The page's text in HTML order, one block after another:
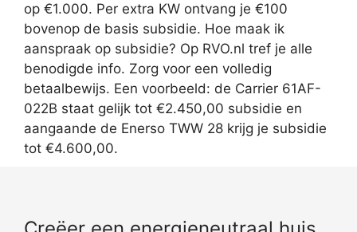
op €1.000. Per extra KW ontvang je €100
bovenop de basis subsidie. Hoe maak ik
aanspraak op subsidie? Op RVO.nl tref je alle
benodigde info. Zorg voor een volledig
betaalbewijs. Een voorbeeld: de Carrier 61AF-
022B staat gelijk tot €2.450,00 subsidie en
aangaande de Enerso TWW 28 krijg je subsidie
tot €4.600,00.